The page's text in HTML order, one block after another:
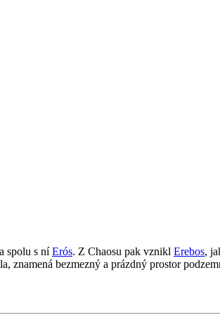
spolu s níErós. Z Chaosu pak vznikl Erebos,
znamená bezmezný a prázdný prostor